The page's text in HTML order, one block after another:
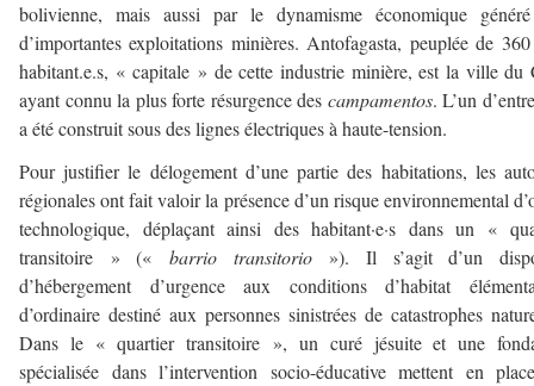
bolivienne, mais aussi par le dynamisme économique
d’importantes exploitations minières. Antofagasta, peuplée de
habitant.e.s, « capitale » de cette industrie minière, est la ville du
ayant connu la plus forte résurgence des campamentos. L’un
a été construit sous des lignes électriques à haute-tension.
Pour justifier le délogement d’une partie des habitations, les
régionales ont fait valoir la présence d’un risque environnemental
technologique, déplaçant ainsi des habitant·e·s dans un «
transitoire » (« barrio transitorio »). Il s’agit d’un
d’hébergement d’urgence aux conditions d’habitat
d’ordinaire destiné aux personnes sinistrées de catastrophes
Dans le « quartier transitoire », un curé jésuite et une
spécialisée dans l’intervention socio-éducative mettent en